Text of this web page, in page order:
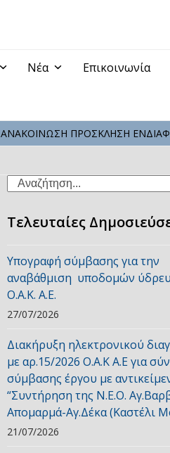
Νέα Επικοινωνία
ΑΝΑΚΟΙΝΩΣΗ ΠΡΟΣΚΛΗΣΗ
Search
Τελευταίες
Υπογραφή σύμβασης για την
αναβάθμιση υποδομών
Ο.Α.Κ. Α.Ε.
27/07/2026
Διακήρυξη ηλεκτρονικού
με αρ.15/2026 Ο.Α.Κ Α.Ε για
σύμβασης έργου με
“Συντήρηση της Ν.Ε.Ο.
Απομαρμά-Αγ.Δέκα (Καστέλι
21/07/2026